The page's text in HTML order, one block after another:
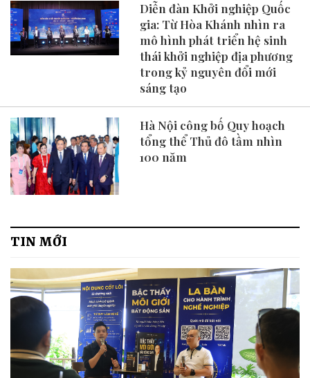
Diễn đàn Khởi nghiệp Quốc
gia: Từ Hòa Khánh nhìn ra
mô hình phát triển hệ sinh
thái khởi nghiệp địa phương
trong kỷ nguyên đổi mới
sáng tạo
Hà Nội công bố Quy hoạch
tổng thể Thủ đô tầm nhìn
100 năm
TIN MỚI